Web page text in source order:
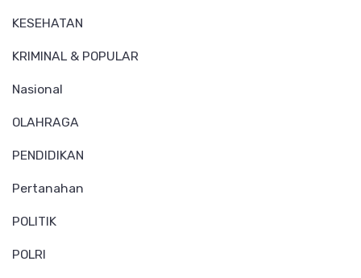
KESEHATAN
KRIMINAL & POPULAR
Nasional
OLAHRAGA
PENDIDIKAN
Pertanahan
POLITIK
POLRI